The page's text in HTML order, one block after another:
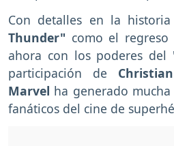
Con detalles en la
Thunder" como el regreso
ahora con los poderes
participación de
Marvel ha generado
fanáticos del cine de